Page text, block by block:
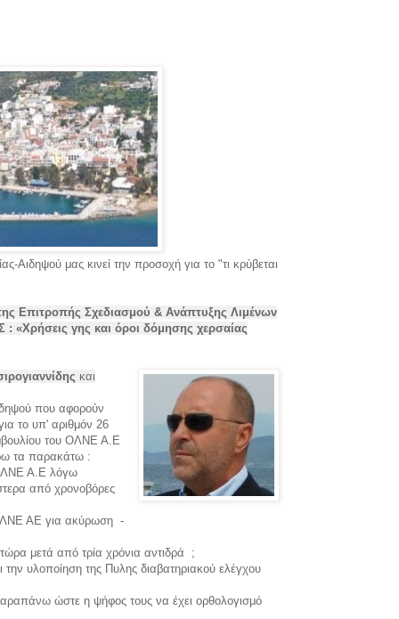
Αιδηψού μας κινεί την προσοχή για το "τι κρύβεται
Επιτροπής Σχεδιασμού & Ανάπτυξης Λιμένων
γης και όροι δόμησης χερσαίας
και
που αφορούν
το υπ' αριθμόν 26
του ΟΛΝΕ Α.Ε
τα παρακάτω :
Α.Ε λόγω
από χρονοβόρες
ΟΛΝΕ ΑΕ για ακύρωση -
μετά από τρία χρόνια αντιδρά ;
υλοποίηση της Πυλης διαβατηριακού ελέγχου
ώστε η ψήφος τους να έχει ορθολογισμό